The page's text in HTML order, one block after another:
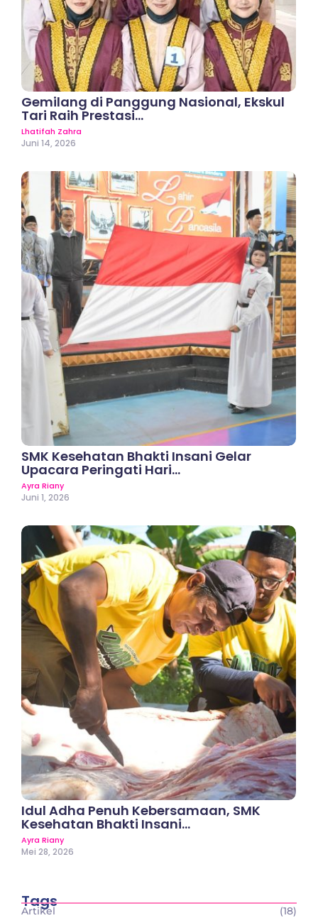
Gemilang di Panggung Nasional, Ekskul
Tari Raih Prestasi…
Lhatifah Zahra
Juni 14, 2026
SMK Kesehatan Bhakti Insani Gelar
Upacara Peringati Hari…
Ayra Riany
Juni 1, 2026
Idul Adha Penuh Kebersamaan, SMK
Kesehatan Bhakti Insani…
Ayra Riany
Mei 28, 2026
Tags
Artikel
(18)